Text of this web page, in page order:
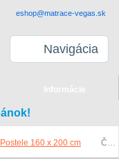
Postele 160 x 200 cm Čalúnená posteľ Acamar s masívnou konštrukciou
eshop@matrace-vegas.sk
Navigácia
Informácie